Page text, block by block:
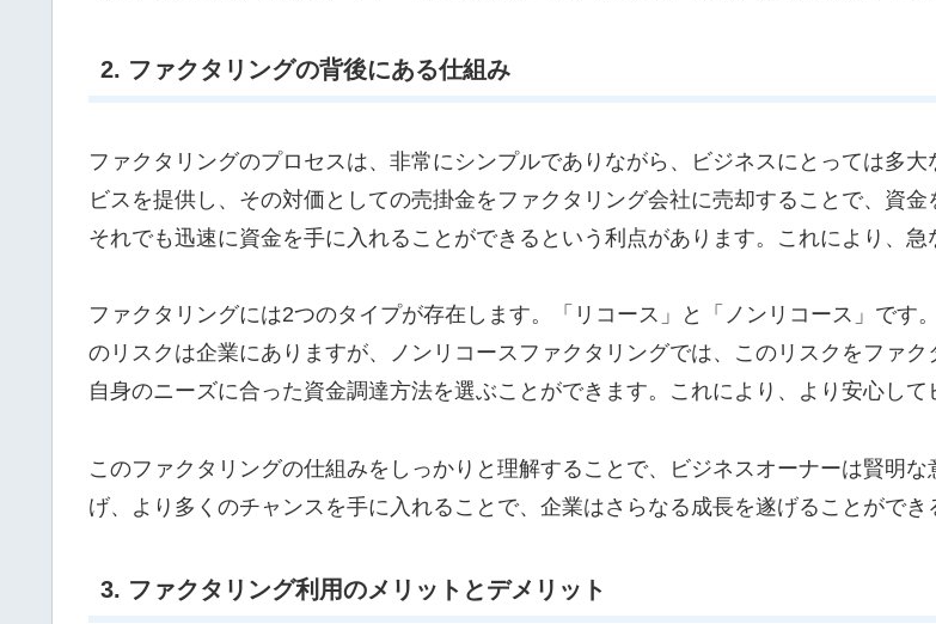
2. ファクタリングの背後にある仕組み
ファクタリングのプロセスは、非常にシンプルでありながら、ビジネスにとっては多
ビスを提供し、その対価としての売掛金をファクタリング会社に売却することで、資
それでも迅速に資金を手に入れることができるという利点があります。これにより、
ファクタリングには2つのタイプが存在します。「リコース」と「ノンリコース」で
のリスクは企業にありますが、ノンリコースファクタリングでは、このリスクをファ
自身のニーズに合った資金調達方法を選ぶことができます。これにより、より安心して
このファクタリングの仕組みをしっかりと理解することで、ビジネスオーナーは賢明
げ、より多くのチャンスを手に入れることで、企業はさらなる成長を遂げることがで
3. ファクタリング利用のメリットとデメリット